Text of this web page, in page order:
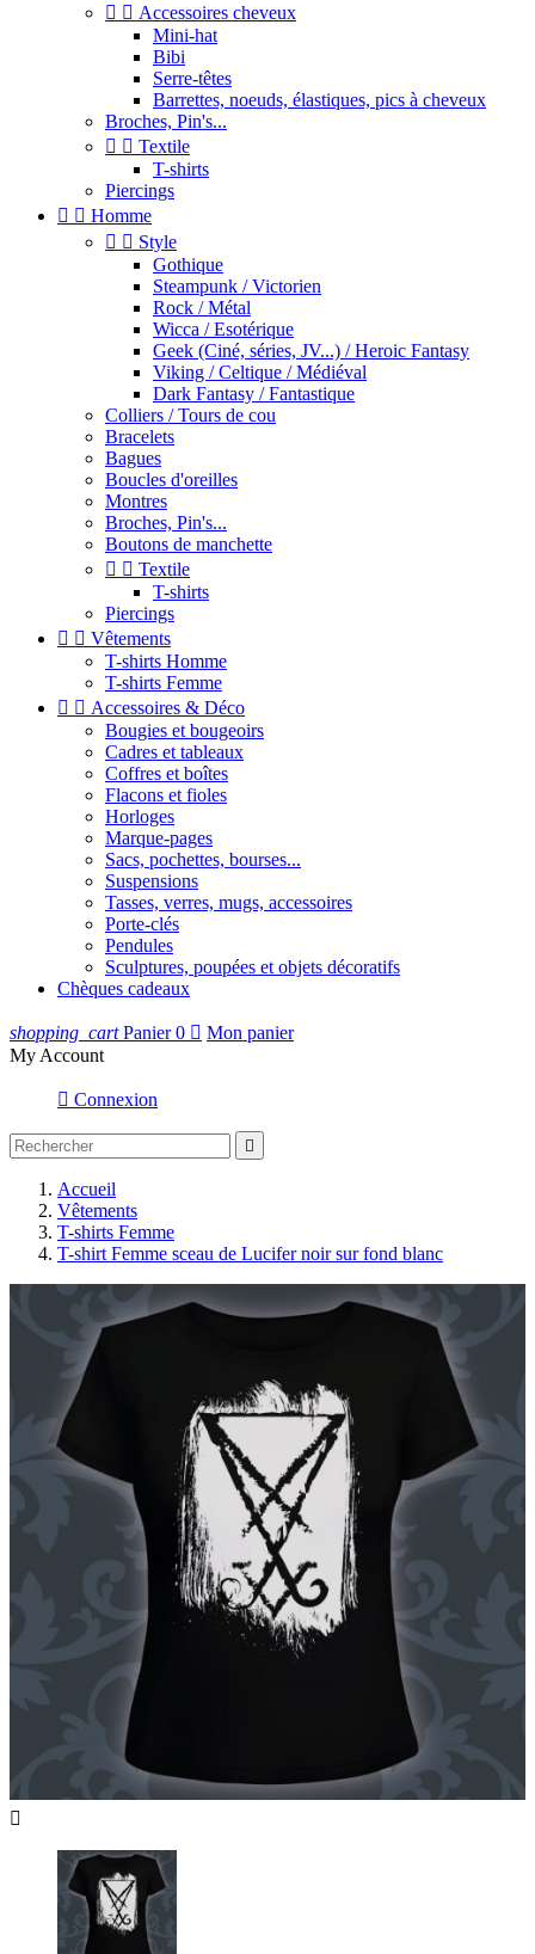
  Accessoires cheveux
Mini-hat
Bibi
Serre-têtes
Barrettes, noeuds, élastiques, pics à cheveux
Broches, Pin's...
  Textile
T-shirts
Piercings
  Homme
  Style
Gothique
Steampunk / Victorien
Rock / Métal
Wicca / Esotérique
Geek (Ciné, séries, JV...) / Heroic Fantasy
Viking / Celtique / Médiéval
Dark Fantasy / Fantastique
Colliers / Tours de cou
Bracelets
Bagues
Boucles d'oreilles
Montres
Broches, Pin's...
Boutons de manchette
  Textile
T-shirts
Piercings
  Vêtements
T-shirts Homme
T-shirts Femme
  Accessoires & Déco
Bougies et bougeoirs
Cadres et tableaux
Coffres et boîtes
Flacons et fioles
Horloges
Marque-pages
Sacs, pochettes, bourses...
Suspensions
Tasses, verres, mugs, accessoires
Porte-clés
Pendules
Sculptures, poupées et objets décoratifs
Chèques cadeaux
shopping_cart Panier 0  Mon panier
My Account
 Connexion

Accueil
Vêtements
T-shirts Femme
T-shirt Femme sceau de Lucifer noir sur fond blanc
